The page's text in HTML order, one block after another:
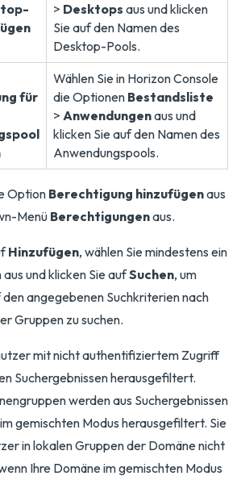
> Desktops aus und klicken
Sie auf den Namen des
Desktop-Pools.
für
Wählen Sie in Horizon Console
die Optionen Bestandsliste
> Anwendungenaus und
klicken Sie auf den Namen des
Anwendungspools.
Option Berechtigung hinzufügenaus
Menü Berechtigungenaus.
Hinzufügen, wählen Sie mindestens ein
und klicken Sie aufSuchen, um
angegebenen Suchkriterien nach
Gruppen zu suchen.
mit nicht authentifiziertem Zugriff
Suchergebnissen herausgefiltert.
werden aus Suchergebnissen
gemischten Modus herausgefiltert. Sie
in lokalen Gruppen der Domäne nicht
Ihre Domäne im gemischten Modus